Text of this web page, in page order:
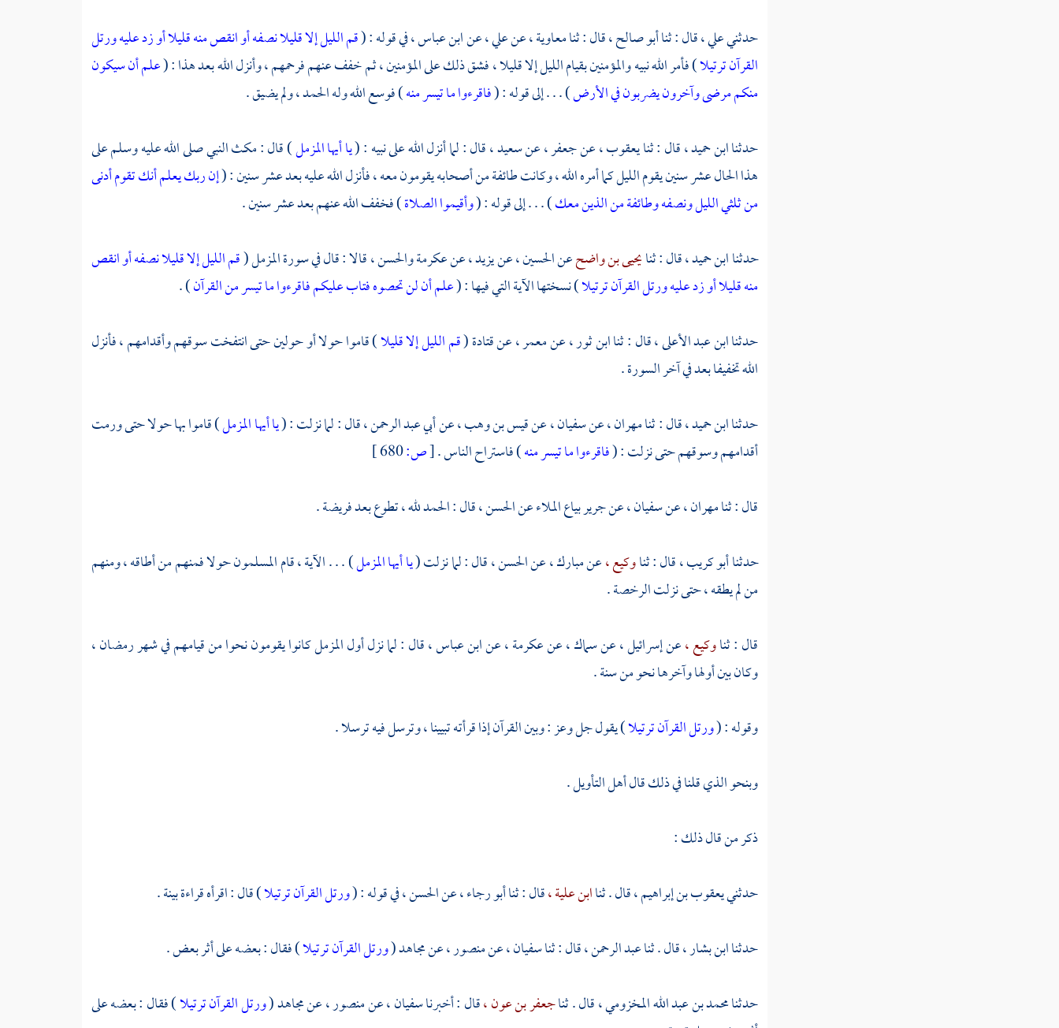
حدثنيعلي ،قال : ثناأبو صالح ،قال : ثنامعاوية ،عنعلي ،عنابن عباس ،في قوله : (قم الليل إلا قليلا نصفه أو انقص منه قليلا أو زد عليه ورتل
القرآن ترتيلا) فأمر الله نبيه والمؤمنين بقيام الليل إلا قليلا ، فشق ذلك على المؤمنين ، ثم خفف عنهم فرحمهم ، وأنزل الله بعد هذا : (علم أن سيكون
منكم مرضى وآخرون يضربون في الأرض) . . . إلى قوله : (فاقرءوا ما تيسر منه) فوسع الله وله الحمد ، ولم يضيق .
حدثناابن حميد ،قال : ثنايعقوب ،عنجعفر ،عنسعيد ،قال : لما أنزل الله على نبيه : (يا أيها المزمل) قال : مكث النبي صلى الله عليه وسلم على
هذا الحال عشر سنين يقوم الليل كما أمره الله ، وكانت طائفة من أصحابه يقومون معه ، فأنزل الله عليه بعد عشر سنين : (إن ربك يعلم أنك تقوم أدنى
من ثلثي الليل ونصفه وطائفة من الذين معك) . . . إلى قوله : (وأقيموا الصلاة) فخفف الله عنهم بعد عشر سنين .
حدثناابن حميد ،قال : ثنايحيى بن واضحعنالحسين ،عنيزيد ،عنعكرمةوالحسن ،قالا : قال في سورة المزمل (قم الليل إلا قليلا نصفه أو انقص
منه قليلا أو زد عليه ورتل القرآن ترتيلا) نسختها الآية التي فيها : (علم أن لن تحصوه فتاب عليكم فاقرءوا ما تيسر من القرآن) .
حدثناابن عبد الأعلى ،قال : ثناابن ثور ،عنمعمر ،عنقتادة(قم الليل إلا قليلا) قاموا حولا أو حولين حتى انتفخت سوقهم وأقدامهم ، فأنزل
الله تخفيفا بعد في آخر السورة .
حدثناابن حميد ،قال : ثنامهران ،عنسفيان ،عنقيس بن وهب ،عنأبي عبد الرحمن ،قال : لما نزلت : (يا أيها المزمل) قاموا بها حولا حتى ورمت
أقدامهم وسوقهم حتى نزلت : (فاقرءوا ما تيسر منه) فاستراح الناس .[ص:
قال : ثنامهران ،عنسفيان ،عنجرير بياع الملاءعنالحسن ،قال : الحمد لله ، تطوع بعد فريضة .
حدثناأبو كريب ،قال : ثناوكيع ،عنمبارك ،عنالحسن ،قال : لما نزلت (يا أيها المزمل) . . . الآية ، قام المسلمون حولا فمنهم من أطاقه ، ومنهم
من لم يطقه ، حتى نزلت الرخصة .
قال : ثناوكيع ،عنإسرائيل ،عنسماك ،عنعكرمة ،عنابن عباس ،قال : لما نزل أول المزمل كانوا يقومون نحوا من قيامهم في شهر رمضان ،
وكان بين أولها وآخرها نحو من سنة .
وقوله : (ورتل القرآن ترتيلا) يقول جل وعز : وبين القرآن إذا قرأته تبيينا ، وترسل فيه ترسلا .
وبنحو الذي قلنا في ذلك قال أهل التأويل .
ذكر من قال ذلك :
حدثنييعقوب بن إبراهيم ،قال . ثناابن علية ،قال : ثناأبو رجاء ،عنالحسن ،في قوله : (ورتل القرآن ترتيلا) قال : اقرأه قراءة بينة .
حدثناابن بشار ،قال . ثناعبد الرحمن ،قال : ثناسفيان ،عنمنصور ،عنمجاهد(ورتل القرآن ترتيلا) فقال : بعضه على أثر بعض .
حدثنامحمد بن عبد الله المخزومي ،قال . ثناجعفر بن عون ،قال : أخبرناسفيان ،عنمنصور ،عنمجاهد(ورتل القرآن ترتيلا) فقال : بعضه على